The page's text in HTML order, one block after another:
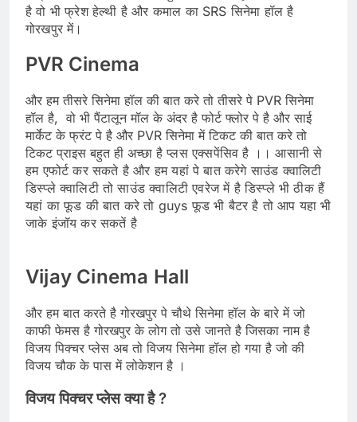
है वो भी फ्रेश हेल्थी है और कमाल का SRS सिनेमा हॉल है
गोरखपुर में।
PVR Cinema
और हम तीसरे सिनेमा हॉल की बात करे तो तीसरे पे PVR सिनेमा
हॉल है, वो भी पैंटालून मॉल के अंदर है फोर्ट फ्लोर पे है और साई
मार्केट के फ्रंट पे है और PVR सिनेमा में टिकट की बात करे तो
टिकट प्राइस बहुत ही अच्छा है प्लस एक्सपेंसिव है ।। आसानी से
हम एफोर्ट कर सकते है और हम यहां पे बात करेगे साउंड क्वालिटी
डिस्प्ले क्वालिटी तो साउंड क्वालिटी एवरेज में है डिस्प्ले भी ठीक हैं
यहां का फूड की बात करे तो guys फूड भी बैटर है तो आप यहा भी
जाके इंजॉय कर सकतें है
Vijay Cinema Hall
और हम बात करते है गोरखपुर पे चौथे सिनेमा हॉल के बारे में जो
काफी फेमस है गोरखपुर के लोग तो उसे जानते है जिसका नाम है
विजय पिक्चर प्लेस अब तो विजय सिनेमा हॉल हो गया है जो की
विजय चौक के पास में लोकेशन है ।
विजय पिक्चर प्लेस क्या है ?